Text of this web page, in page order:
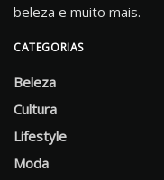
beleza e muito mais.
CATEGORIAS
Beleza
Cultura
Lifestyle
Moda